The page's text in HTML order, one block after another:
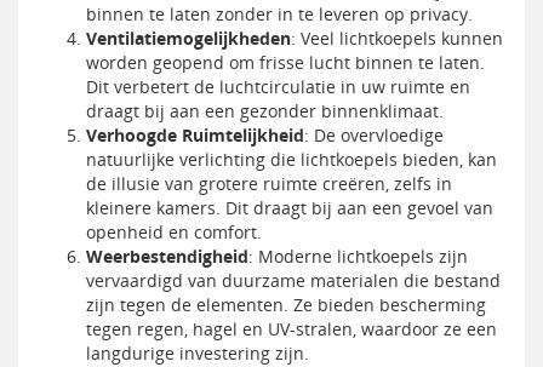
binnen te laten zonder in te leveren op privacy.
Ventilatiemogelijkheden: Veel lichtkoepels kunnen
worden geopend om frisse lucht binnen te laten.
Dit verbetert de luchtcirculatie in uw ruimte en
draagt bij aan een gezonder binnenklimaat.
Verhoogde Ruimtelijkheid: De overvloedige
natuurlijke verlichting die lichtkoepels bieden, kan
de illusie van grotere ruimte creëren, zelfs in
kleinere kamers. Dit draagt bij aan een gevoel van
openheid en comfort.
Weerbestendigheid: Moderne lichtkoepels zijn
vervaardigd van duurzame materialen die bestand
zijn tegen de elementen. Ze bieden bescherming
tegen regen, hagel en UV-stralen, waardoor ze een
langdurige investering zijn.